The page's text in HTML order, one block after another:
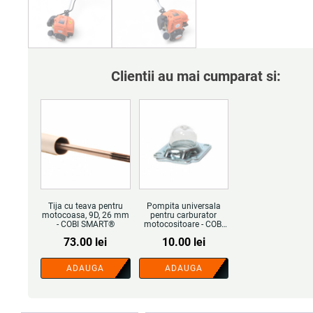
Clientii au mai cumparat si:
Tija cu teava pentru
motocoasa, 9D, 26 mm
- COBI SMART®
73.00 lei
ADAUGA
Pompita universala
pentru carburator
motocositoare - COBI
10.00 lei
ADAUGA